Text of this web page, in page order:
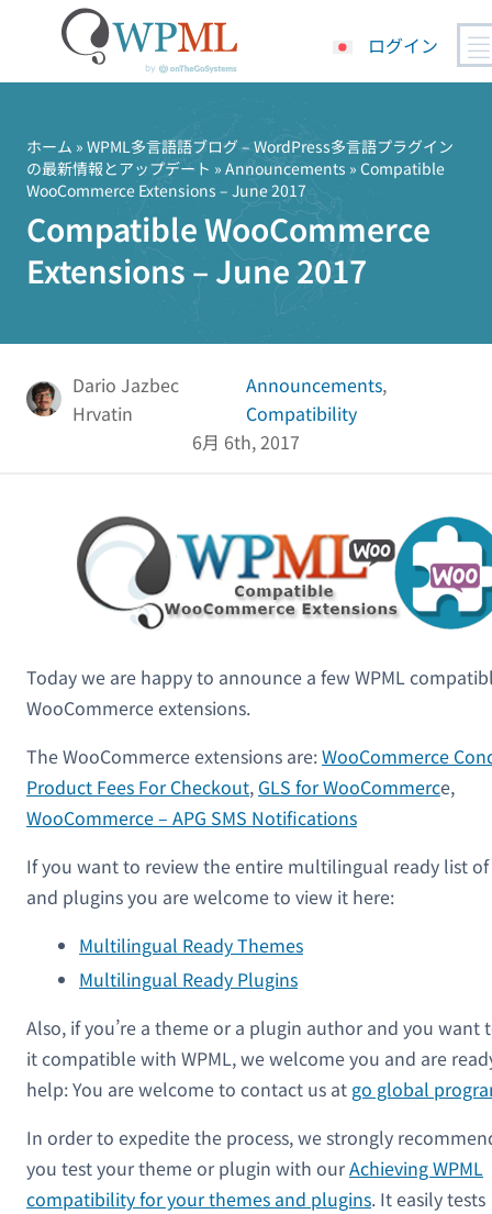
ログイン
ホーム » WPML多言語語ブログ – WordPress多言語プラグイン
の最新情報とアップデート » Announcements » Compatible
WooCommerce Extensions – June 2017
Compatible WooCommerce
Extensions – June 2017
Dario Jazbec
Hrvatin
Announcements,
Compatibility
6月 6th, 2017
Today we are happy to announce a few WPML
WooCommerce extensions.
The WooCommerce extensions are:WooCommerce
Product Fees For Checkout, GLS for WooCommerce,
WooCommerce – APG SMS Notifications
If you want to review the entire multilingual ready list
and plugins you are welcome to view it here:
Multilingual Ready Themes
Multilingual Ready Plugins
Also, if you’re a theme or a plugin author and you want
it compatible with WPML, we welcome you and are
help: You are welcome to contact us at go global
In order to expedite the process, we strongly
you test your theme or plugin with ourAchieving WPML
compatibility for your themes and plugins. It easily tests